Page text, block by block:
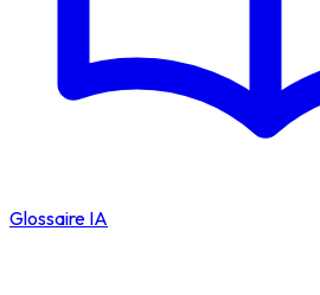
Glossaire IA